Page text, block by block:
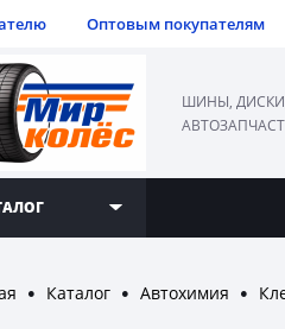
Оптовым покупателям
ШИНЫ,
● Каталог ● Автохимия ●